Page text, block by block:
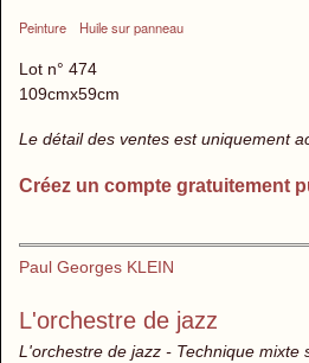
Peinture Huile sur panneau
Lot n° 474
109cmx59cm
Le détail des ventes est uniquement
Créez un compte gratuitement
Paul Georges KLEIN
L'orchestre de jazz
L'orchestre de jazz - Technique mixte